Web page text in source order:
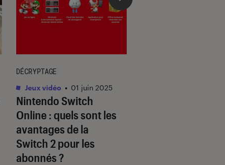
Nintendo Switch
Online : quels sont les
avantages de la
Switch 2 pour les
abonnés ?
DÉCRYPTAGE
Jeux vidéo • 01 juin 2025